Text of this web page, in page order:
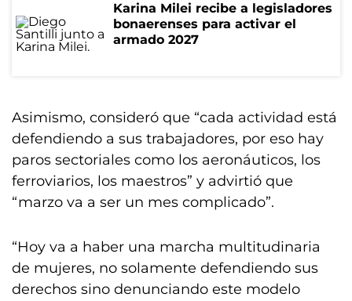
Karina Milei recibe a legisladores
bonaerenses para activar el
armado 2027
Asimismo, consideró que “cada actividad está
defendiendo a sus trabajadores, por eso hay
paros sectoriales como los aeronáuticos, los
ferroviarios, los maestros” y advirtió que
“marzo va a ser un mes complicado”.
“Hoy va a haber una marcha multitudinaria
de mujeres, no solamente defendiendo sus
derechos sino denunciando este modelo